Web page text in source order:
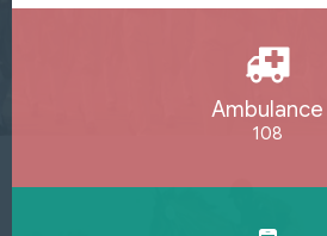
Ambulance
108